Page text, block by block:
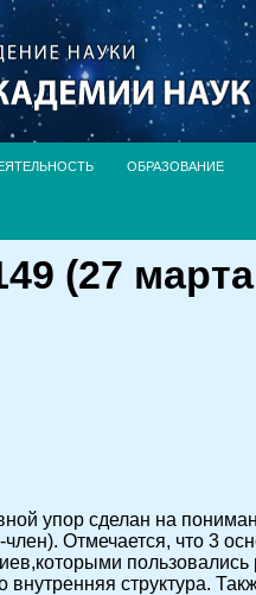
ОБРАЗОВАНИЕ
(27 марта
упор сделан на
Отмечается, что 3
пользовались
структура.